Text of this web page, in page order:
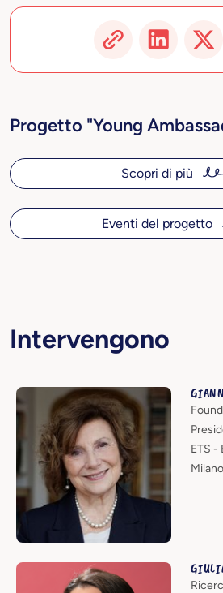
Progetto "Young
Scopri di più
Eventi del progetto
Intervengono
ETS -
Milano